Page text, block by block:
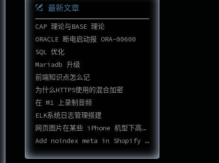
最新文章
CAP 理论与BASE 理论
ORACLE 断电启动报 ORA-00600
SQL 优化
Mariadb 升级
前端知识点怎么记
为什么HTTPS使用的混合加密
在 M1 上录制音频
ELK系统日志管理搭建
网页图片在某些 iPhone 机型下高度不正确
Add noindex meta in Shopify Cart page